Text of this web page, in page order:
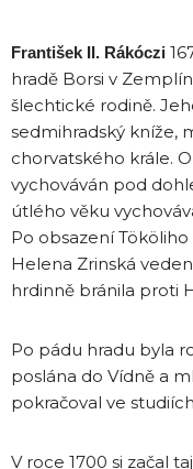
František II. Rákóczi
hradě Borsi v
šlechtické rodině.
sedmihradský kníže,
chorvatského krále.
vychováván pod
útlého věku
Po obsazení
Helena Zrinská
hrdinně bránila proti
Po pádu hradu byla
poslána do Vídně a
pokračoval ve
V roce 1700 si začal